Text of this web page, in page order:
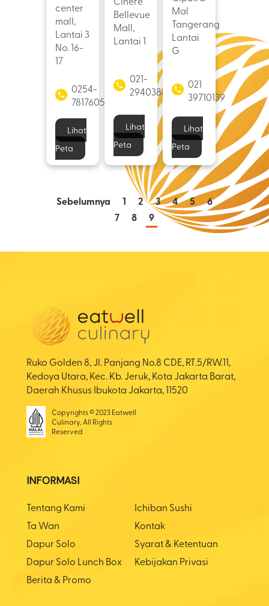
center
mall,
Lantai 3
No. 16-
17
0254-
7817605
Lihat
Peta
Bellevue
Mall,
Lantai 1
021-
29403880
Lihat
Peta
Mal
Tangerang
Lantai
G
021
39710139
Lihat
Peta
Sebelumnya 1 2 3 4 5
6
7
8 9
Ruko Golden 8, Jl. Panjang No.8 CDE, RT.5/RW.11,
Kedoya Utara, Kec. Kb. Jeruk, Kota Jakarta Barat,
Daerah Khusus Ibukota Jakarta, 11520
Copyrights © 2023 Eatwell
Culinary, All Rights
Reserved
INFORMASI
Tentang Kami
Ichiban Sushi
Ta Wan
Kontak
Dapur Solo
Syarat & Ketentuan
Dapur Solo Lunch Box
Kebijakan Privasi
Berita & Promo